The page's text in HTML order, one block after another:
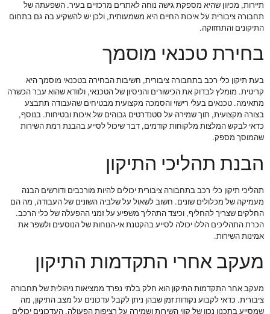
תיירות, מכיוון שהיא מספקת גישה נוחה לאתרים מרכזיים בעיר. השפעתה של
תחבורה ציבורית על איכות החיים היא משמעותית, ולכן יש להשקיע בה גם בתחום
התיקונים והתחזוקה.
בחירת טכנאי מוסמך
בעת תיקון כלי רכב בתחבורה ציבורית, חשיבות הבחירה בטכנאי מוסמך היא
קריטית. מומלץ לבדוק את הכישורים והניסיון של הטכנאי, ולוודא שהוא עבר הכשרה
מתאימה. טכנאים בעלי רישוי והסמכה מקצועית מבטיחים שהעבודה תתבצע
בצורה מקצועית, תוך שמירה על סטנדרטים גבוהים של איכות ובטיחות. בנוסף,
כדאי לבקש המלצות מלקוחות קודמים, דבר שיכול לסייע בהבנת רמת השירות
שהמוסך מספק.
הבנת תהליכי התיקון
תהליכי תיקון כלי רכב בתחבורה ציבורית יכולים להיות מורכבים ודורשים הבנה
מעמיקה של מכלולים שונים. חשוב לשאול על שלביה השונים של העבודה, מה הם
החלקים שצריך להחליף, וכיצד התהליך משפיע על זמני ההפעלה של כלי הרכב.
הכרת התהליכים הללו יכולה לסייע בהקטנת אי-הנוחות של הנוסעים ולשפר את
אמינות השירות.
מעקב אחרי התקדמות התיקון
מעקב אחר התקדמות התיקון הוא חלק בלתי נפרד ממציאות ניהולית של תחבורה
ציבורית. כדאי לקבוע נקודות זמן שבהן ניתן לקבל עדכונים על מצב התיקון, מה
שמסייע בתכנון נכון של קווי השירות ושמירה על רציפות הפעולה. העדכונים יכולים